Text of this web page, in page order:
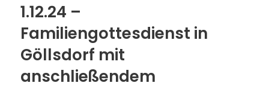
1.12.24 –
Familiengottesdienst in
Göllsdorf mit
anschließendem